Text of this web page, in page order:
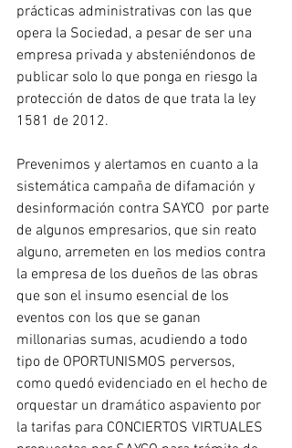
prácticas administrativas con las que
opera la Sociedad, a pesar de ser una
empresa privada y absteniéndonos de
publicar solo lo que ponga en riesgo la
protección de datos de que trata la ley
1581 de 2012.
Prevenimos y alertamos en cuanto a la
sistemática campaña de difamación y
desinformación contra SAYCO  por parte
de algunos empresarios, que sin reato
alguno, arremeten en los medios contra
la empresa de los dueños de las obras
que son el insumo esencial de los
eventos con los que se ganan
millonarias sumas, acudiendo a todo
tipo de OPORTUNISMOS perversos,
como quedó evidenciado en el hecho de
orquestar un dramático aspaviento por
la tarifas para CONCIERTOS VIRTUALES